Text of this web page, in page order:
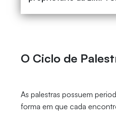
O Ciclo de
As palestras possuem
forma em que cada